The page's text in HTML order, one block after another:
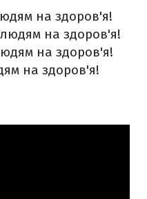
на здоров'я!
на здоров'я!
на здоров'я!
на здоров'я!